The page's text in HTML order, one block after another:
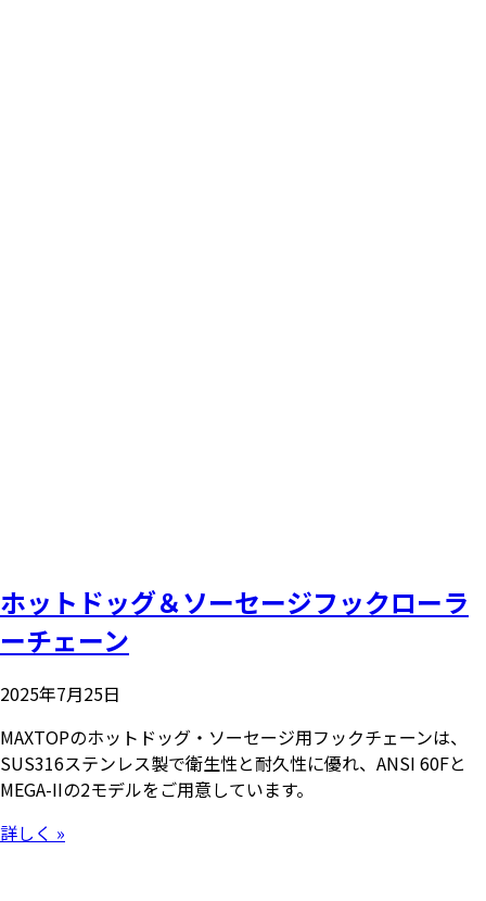
ホットドッグ＆ソーセージフックローラ
ーチェーン
2025年7月25日
MAXTOPのホットドッグ・ソーセージ用フックチェーンは、
SUS316ステンレス製で衛生性と耐久性に優れ、ANSI 60Fと
MEGA-IIの2モデルをご用意しています。
詳しく »